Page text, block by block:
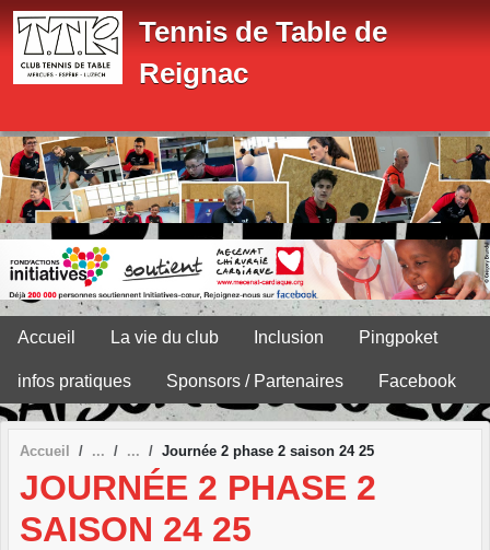
Tennis de Table de
Reignac
Accueil La vie du club Inclusion Pingpoket
infos pratiques Sponsors / Partenaires Facebook
Accueil Journée 2 phase 2 saison 24 25
JOURNÉE 2 PHASE 2
SAISON 24 25
Panneau de gestion des cookies